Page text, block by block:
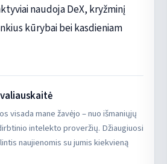
naudoja DeX, kryžminį
kūrybai bei kasdieniam
visada mane žavėjo – nuo išmaniųjų
intelekto proveržių. Džiaugiuosi
naujienomis su jumis kiekvieną